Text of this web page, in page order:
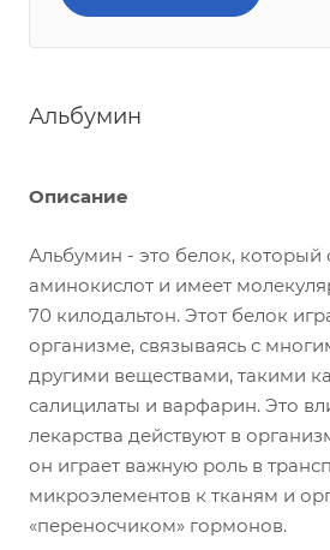
Альбумин
Описание
Альбумин - это белок, который
аминокислот и имеет
70 килодальтон. Этот белок
организме, связываясь с
другими веществами, такими
салицилаты и варфарин. Это
лекарства действуют в
он играет важную роль в
микроэлементов к тканям и
«переносчиком» гормонов.